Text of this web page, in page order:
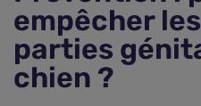
empêcher
parties
chien ?